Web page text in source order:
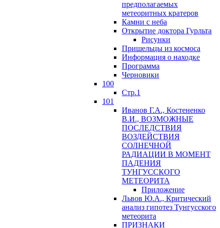
предполагаемых
метеоритных кратеров
Камни с неба
Открытие доктора Гурльта
Рисунки
Пришельцы из космоса
Информация о находке
Программа
Черновики
100
Стр.1
101
Иванов Г.А., Костененко
В.И., ВОЗМОЖНЫЕ
ПОСЛЕДСТВИЯ
ВОЗДЕЙСТВИЯ
СОЛНЕЧНОЙ
РАДИАЦИИ В МОМЕНТ
ПАДЕНИЯ
ТУНГУССКОГО
MЕТЕОРИТА
Приложение
Львов Ю.A., Критический
анализ гипотез Тунгусского
метеорита
ПРИЗНАКИ